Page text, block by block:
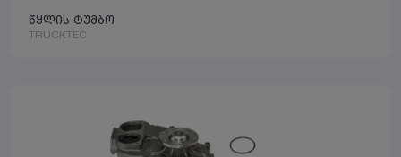
წყლის ტუმბო
TRUCKTEC